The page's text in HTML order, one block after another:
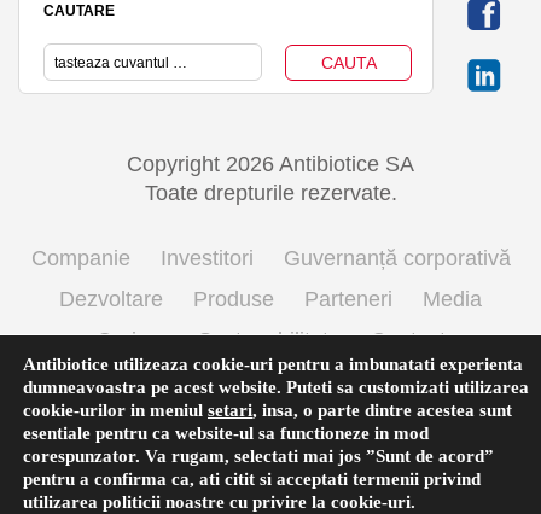
CAUTARE
Copyright 2026 Antibiotice SA
Toate drepturile rezervate.
Companie Investitori
Guvernanță corporativă
Dezvoltare
Produse Parteneri
Media
Cariere
Sustenabilitate
Contact
Termeni si conditii de utilizare
Politica cookie
Prelucrarea datelor cu caracter personal
Antibiotice utilizeaza cookie-uri pentru a imbunatati experienta
dumneavoastra pe acest website. Puteti sa customizati utilizarea
cookie-urilor in meniul setari, insa, o parte dintre acestea sunt
esentiale pentru ca website-ul sa functioneze in mod
corespunzator. Va rugam, selectati mai jos ”Sunt de acord”
pentru a confirma ca, ati citit si acceptati termenii privind
utilizarea politicii noastre cu privire la cookie-uri.